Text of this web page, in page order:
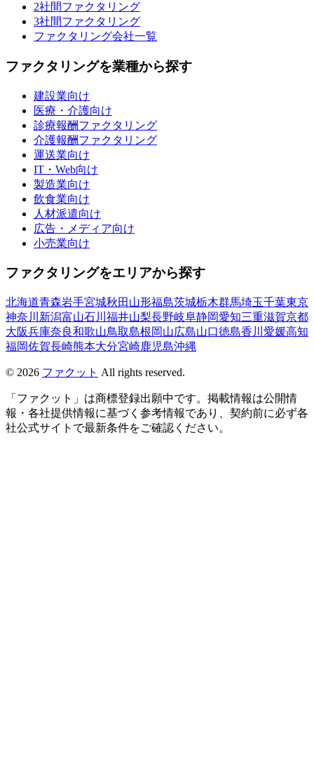
2社間ファクタリング
3社間ファクタリング
ファクタリング会社一覧
ファクタリングを業種から探す
建設業向け
医療・介護向け
診療報酬ファクタリング
介護報酬ファクタリング
運送業向け
IT・Web向け
製造業向け
飲食業向け
人材派遣向け
広告・メディア向け
小売業向け
ファクタリングをエリアから探す
北海道青森岩手宮城秋田 山形福島茨城栃木群馬埼玉千葉東京
神奈川 新潟富山石川 福井山梨長野岐阜静岡愛知三重滋賀京都
大阪兵庫奈良和歌山鳥取島根岡山広島山口徳島香川 愛媛高知
福岡佐賀長崎熊本大分宮崎鹿児島沖縄
© 2026 ファクット All rights reserved.
「ファクット」は商標登録出願中です。掲載情報は公開情
報・各社提供情報に基づく参考情報であり、契約前に必ず各
社公式サイトで最新条件をご確認ください。